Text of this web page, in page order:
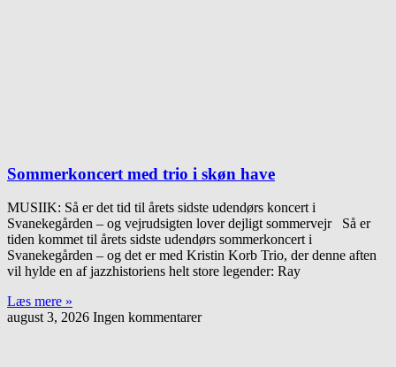
Sommerkoncert med trio i skøn have
MUSIIK: Så er det tid til årets sidste udendørs koncert i
Svanekegården – og vejrudsigten lover dejligt sommervejr Så er
tiden kommet til årets sidste udendørs sommerkoncert i
Svanekegården – og det er med Kristin Korb Trio, der denne aften
vil hylde en af jazzhistoriens helt store legender: Ray
Læs mere »
august 3, 2026 Ingen kommentarer